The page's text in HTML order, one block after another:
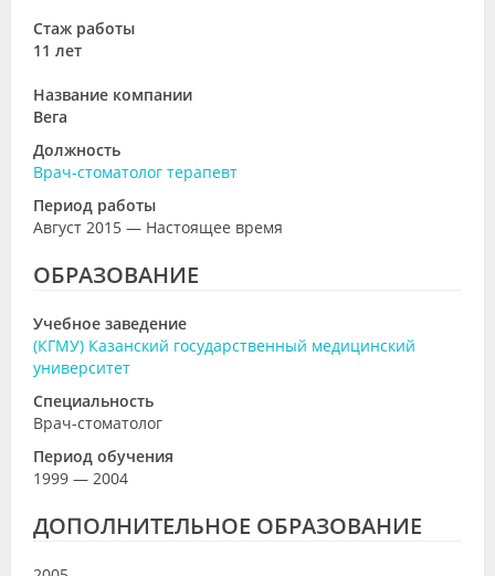
Стаж работы
11 лет
Название компании
Вега
Должность
Врач-стоматолог терапевт
Период работы
Август 2015 — Настоящее время
ОБРАЗОВАНИЕ
Учебное заведение
(КГМУ) Казанский государственный медицинский
университет
Специальность
Врач-стоматолог
Период обучения
1999 — 2004
ДОПОЛНИТЕЛЬНОЕ ОБРАЗОВАНИЕ